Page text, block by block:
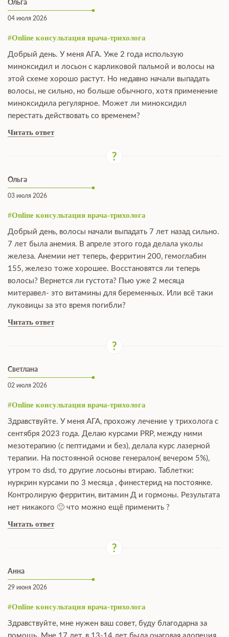
Ольга
04 июля 2026
#Online консультация врача-трихолога
Добрый день. У меня АГА. Уже 2 года использую
миноксидил и лосьон с карликовой пальмой и волосы на
этой схеме хорошо растут. Но недавно начали выпадать
волосы, не сильно, но больше обычного, хотя применение
миноксидила регулярное. Может ли миноксидил
перестать действовать со временем?
Читать ответ
Ольга
03 июля 2026
#Online консультация врача-трихолога
Добрый день, волосы начали выпадать 7 лет назад сильно.
7 лет была анемия. В апреле этого года делала уколы
железа. Анемии нет теперь, ферритин 200, гемоглабин
155, железо тоже хорошее. Восстановятся ли теперь
волосы? Вернется ли густота? Пью уже 2 месяца
митеравел- это витамины для беременных. Или всё таки
луковицы за это время погибли?
Читать ответ
Светлана
02 июля 2026
#Online консультация врача-трихолога
Здравствуйте. У меня АГА, прохожу лечение у трихолога с
сентября 2023 года. Делаю курсами PRP, между ними
мезотерапию (с пептидами и без), делала курс лазерной
терапии. На постоянной основе генералон( вечером 5%),
утром то dsd, то другие лосьоны втираю. Таблетки:
нуркрин курсами по 3 месяца , финестерид на постоянке.
Контролирую ферритин, витамин Д и гормоны. Результата
нет никакого 🙁 что можно ещё применить ?
Читать ответ
Анна
29 июня 2026
#Online консультация врача-трихолога
Здравствуйте, мне нужен ваш совет, буду благодарна за